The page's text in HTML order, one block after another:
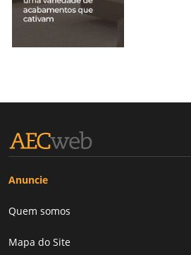
Anuncie
Quem somos
Mapa do Site